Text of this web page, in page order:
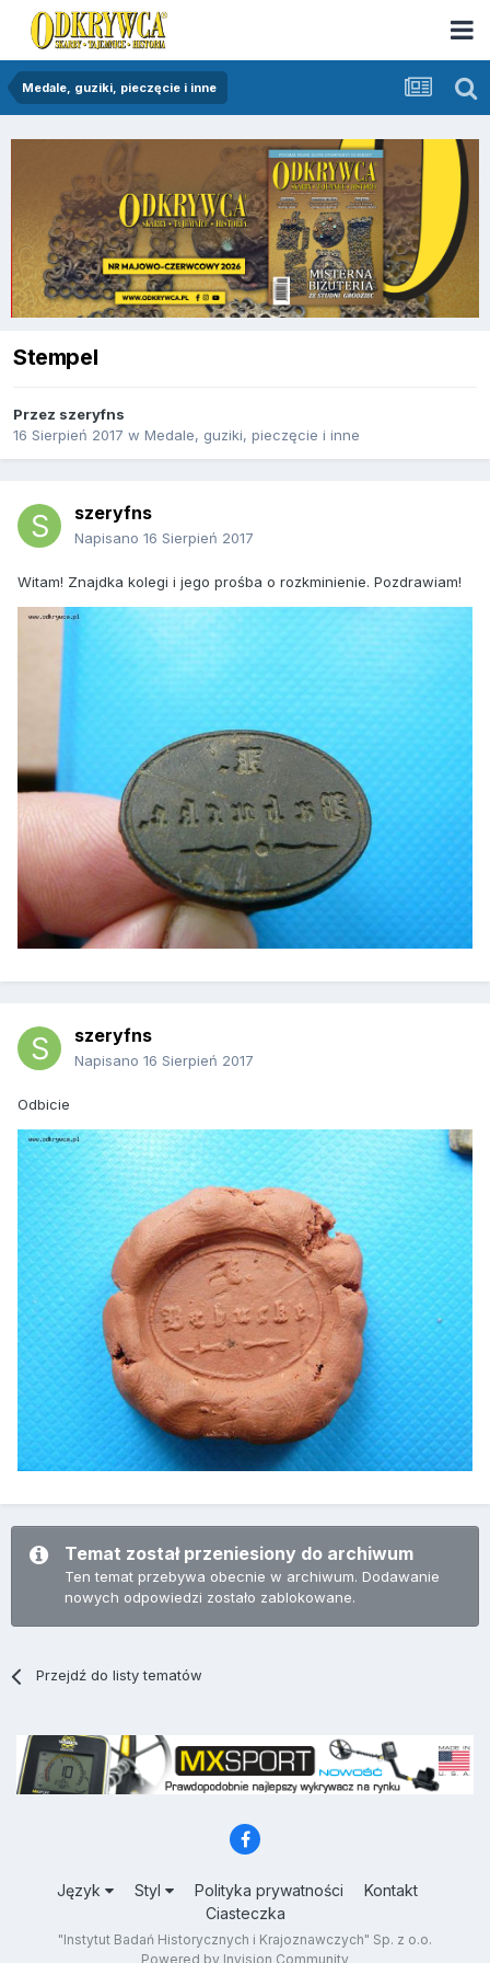
Medale, guziki, pieczęcie i inne
Stempel
Przez szeryfns
16 Sierpień 2017 w Medale, guziki, pieczęcie i inne
szeryfns
Napisano 16 Sierpień 2017
Witam! Znajdka kolegi i jego prośba o rozkminienie. Pozdrawiam!
szeryfns
Napisano 16 Sierpień 2017
Odbicie
Temat został przeniesiony do archiwum
Ten temat przebywa obecnie w archiwum. Dodawanie
nowych odpowiedzi zostało zablokowane.
Przejdź do listy tematów
Język Styl Polityka prywatności
Kontakt
Ciasteczka
"Instytut Badań Historycznych i Krajoznawczych" Sp. z o.o.
Powered by Invision Community